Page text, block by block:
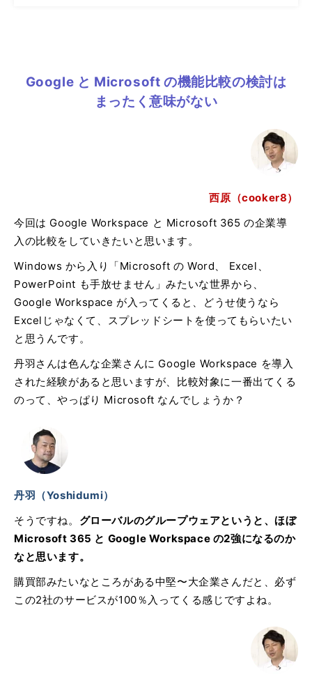
Google と Microsoft の機能比較の検討は
まったく意味がない
西原（cooker8）
今回は Google Workspace と Microsoft 365 の企業導
入の比較をしていきたいと思います。
Windows から入り「Microsoft の Word、 Excel、
PowerPoint も手放せません」みたいな世界から、
Google Workspace が入ってくると、どうせ使うなら
Excelじゃなくて、スプレッドシートを使ってもらいたい
と思うんです。
丹羽さんは色んな企業さんに Google Workspace を導入
された経験があると思いますが、比較対象に一番出てくる
のって、やっぱり Microsoft なんでしょうか？
丹羽（Yoshidumi）
そうですね。 グローバルのグループウェアというと、ほぼ
Microsoft 365 と Google Workspace の2強になるのか
なと思います。
購買部みたいなところがある中堅〜大企業さんだと、必ず
この2社のサービスが100％入ってくる感じですよね。